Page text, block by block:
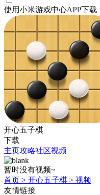
使用小米游戏中心APP下载
开心五子棋
下载
主页攻略社区视频
暂时没有视频~
首页 > 开心五子棋 > 视频
友情链接